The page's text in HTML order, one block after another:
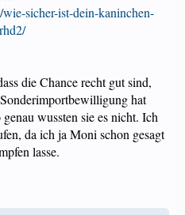
sicher-ist-dein-kaninchen-
die Chance recht gut sind,
hat
wussten sie es nicht. Ich
da ich ja Moni schon gesagt
lasse.